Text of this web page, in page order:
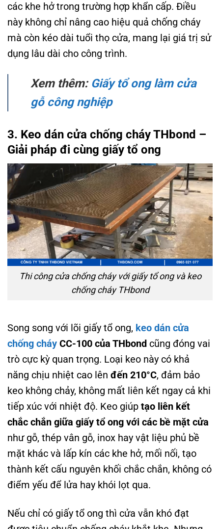
các khe hở trong trường hợp khẩn cấp. Điều
này không chỉ nâng cao hiệu quả chống cháy
mà còn kéo dài tuổi thọ cửa, mang lại giá trị sử
dụng lâu dài cho công trình.
Xem thêm: Giấy tổ ong làm cửa
gỗ công nghiệp
3. Keo dán cửa chống cháy THbond –
Giải pháp đi cùng giấy tổ ong
Thi công cửa chống cháy với giấy tổ ong và keo
chống cháy THbond
Song song với lõi giấy tổ ong, keo dán cửa
chống cháy CC-100 của THbond cũng đóng vai
trò cực kỳ quan trọng. Loại keo này có khả
năng chịu nhiệt cao lên đến 210°C, đảm bảo
keo không chảy, không mất liên kết ngay cả khi
tiếp xúc với nhiệt độ. Keo giúp tạo liên kết
chắc chắn giữa giấy tổ ong với các bề mặt cửa
như gỗ, thép vân gỗ, inox hay vật liệu phủ bề
mặt khác và lấp kín các khe hở, mối nối, tạo
thành kết cấu nguyên khối chắc chắn, không có
điểm yếu để lửa hay khói lọt qua.
Nếu chỉ có giấy tổ ong thì cửa vẫn khó đạt